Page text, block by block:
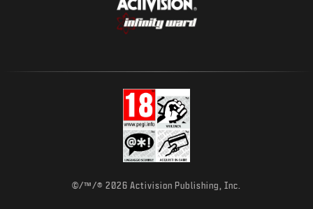
©/™/® 2026 Activision Publishing, Inc.